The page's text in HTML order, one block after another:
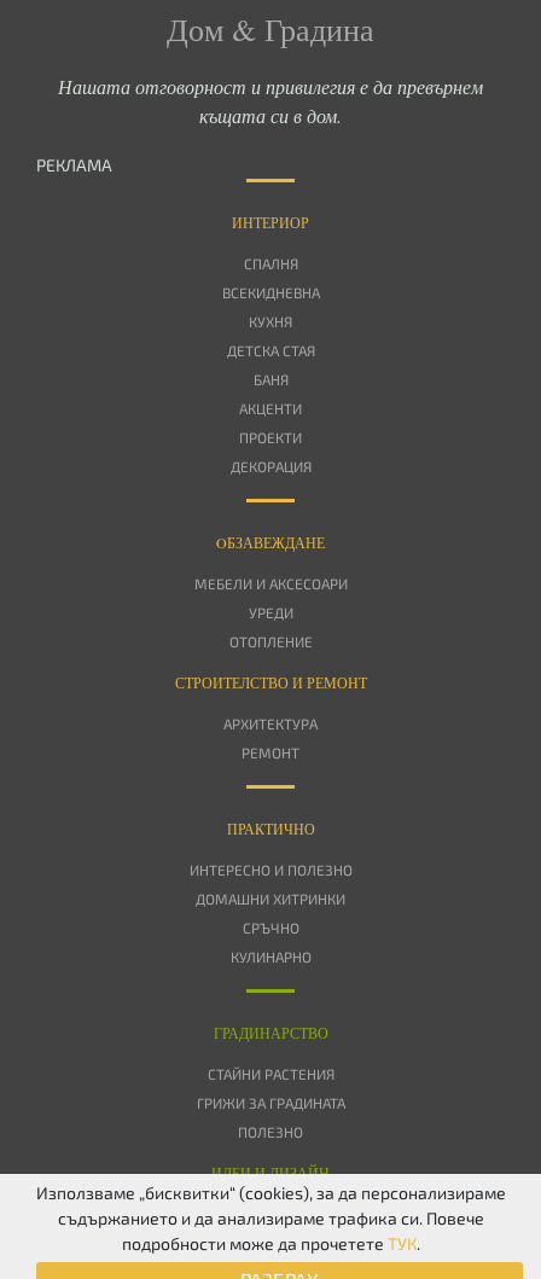
Дом & Градина
Нашата отговорност и привилегия е да превърнем
къщата си в дом.
РЕКЛАМА
ИНТЕРИОР
СПАЛНЯ
ВСЕКИДНЕВНА
КУХНЯ
ДЕТСКА СТАЯ
БАНЯ
АКЦЕНТИ
ПРОЕКТИ
ДЕКОРАЦИЯ
OБЗАВЕЖДАНЕ
МЕБЕЛИ И АКСЕСОАРИ
УРЕДИ
ОТОПЛЕНИЕ
СТРОИТЕЛСТВО И РЕМОНТ
АРХИТЕКТУРА
РЕМОНТ
ПРАКТИЧНО
ИНТЕРЕСНО И ПОЛЕЗНО
ДОМАШНИ ХИТРИНКИ
СРЪЧНО
КУЛИНАРНО
ГРАДИНАРСТВО
СТАЙНИ РАСТЕНИЯ
ГРИЖИ ЗА ГРАДИНАТА
ПОЛЕЗНО
ИДЕИ И ДИЗАЙН
ПОВЕРИТЕЛНОСТ БИСКВИТКИ КОНТАКТИ
TWITTER
Използваме „бисквитки“ (cookies), за да персонализираме
съдържанието и да анализираме трафика си. Повече
подробности може да прочетете ТУК.